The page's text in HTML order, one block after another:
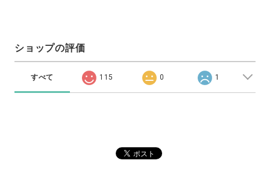
ショップの評価
すべて 115 0 1